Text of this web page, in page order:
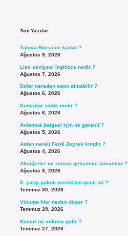
Son Yazılar
Yalova Bursa ne kadar ?
Ağustos 9, 2026
Lise seviyesi İngilizce nedir ?
Ağustos 7, 2026
Dolar nereden satın alınabilir ?
Ağustos 6, 2026
Kumrular sadık mıdır ?
Ağustos 6, 2026
Avlanma belgesi için ne gerekli ?
Ağustos 5, 2026
Aslen nereli Ferdi Zeyrek kimdir ?
Ağustos 4, 2026
Akciğerler ne zaman gelişimini tamamlar ?
Ağustos 3, 2026
9. yargı paketi meclisten geçti mi ?
Temmuz 30, 2026
Vücutta klor neden düşer ?
Temmuz 29, 2026
Koçeri ne anlama gelir ?
Temmuz 27, 2026